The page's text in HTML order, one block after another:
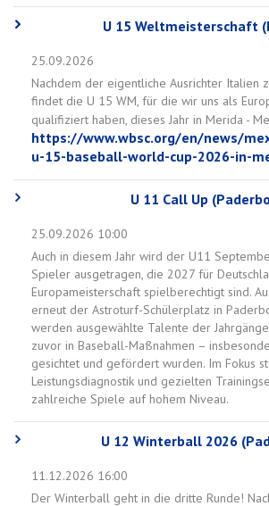
U 15 Weltmeisterschaft
25.09.2026
Nachdem der eigentliche Ausrichter Italien
findet die U 15 WM, für die wir uns als
qualifiziert haben, dieses Jahr in Merida -
https://www.wbsc.org/en/news/
u-15-baseball-world-cup-2026-in-
U 11 Call Up
25.09.2026 10:00
Auch in diesem Jahr wird der U11
Spieler ausgetragen, die 2027 für
Europameisterschaft spielberechtigt sind.
erneut der Astroturf-Schülerplatz in
werden ausgewählte Talente der
zuvor in Baseball-Maßnahmen –
gesichtet und gefördert wurden. Im Fokus
Leistungsdiagnostik und gezielten
zahlreiche Spiele auf hohem Niveau.
U 12 Winterball 2026
11.12.2026 16:00
Der Winterball geht in die dritte Runde!